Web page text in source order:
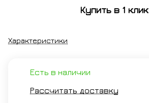
Купить в 1 клик
Характеристики
Есть в наличии
Рассчитать доставку